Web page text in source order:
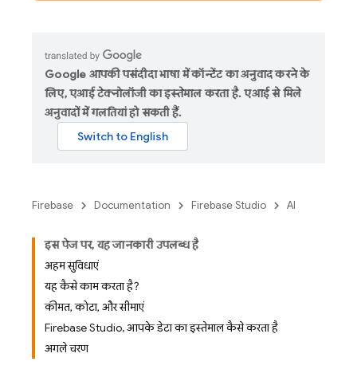
Google आपकी पसंदीदा भाषा में कॉन्टेंट का अनुवाद करने के
लिए, एआई टेक्नोलॉजी का इस्तेमाल करता है. एआई से मिले
अनुवादों में गलतियां हो सकती हैं.
Firebase Documentation Firebase Studio AI
इस पेज पर, यह जानकारी उपलब्ध है
अहम सुविधाएं
यह कैसे काम करता है?
कीमत, कोटा, और सीमाएं
Firebase Studio, आपके डेटा का इस्तेमाल कैसे करता है
अगले चरण